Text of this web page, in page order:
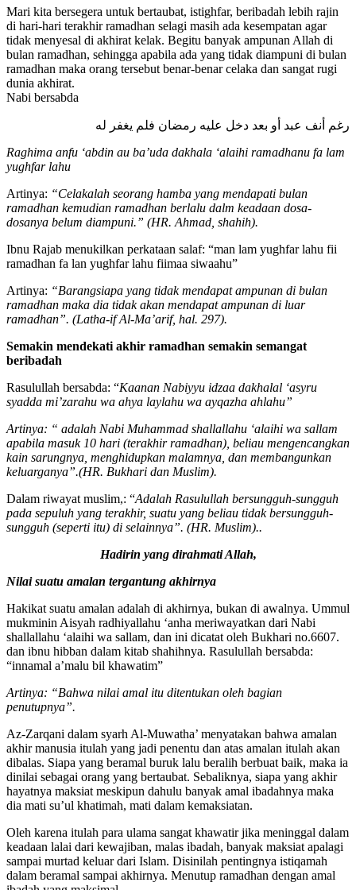
Mari kita bersegera untuk bertaubat, istighfar, beribadah lebih rajin
di hari-hari terakhir ramadhan selagi masih ada kesempatan agar
tidak menyesal di akhirat kelak. Begitu banyak ampunan Allah di
bulan ramadhan, sehingga apabila ada yang tidak diampuni di bulan
ramadhan maka orang tersebut benar-benar celaka dan sangat rugi
dunia akhirat.
Nabi bersabda
رغم أنف عبد أو بعد دخل عليه رمضان فلم يغفر له
Raghima anfu ‘abdin au ba’uda dakhala ‘alaihi ramadhanu fa lam
yughfar lahu
Artinya: “Celakalah seorang hamba yang mendapati bulan
ramadhan kemudian ramadhan berlalu dalm keadaan dosa-
dosanya belum diampuni.” (HR. Ahmad, shahih).
Ibnu Rajab menukilkan perkataan salaf: “man lam yughfar lahu fii
ramadhan fa lan yughfar lahu fiimaa siwaahu”
Artinya: “Barangsiapa yang tidak mendapat ampunan di bulan
ramadhan maka dia tidak akan mendapat ampunan di luar
ramadhan”. (Latha-if Al-Ma’arif, hal. 297).
Semakin mendekati akhir ramadhan semakin semangat
beribadah
Rasulullah bersabda: “Kaanan Nabiyyu idzaa dakhalal ‘asyru
syadda mi’zarahu wa ahya laylahu wa ayqazha ahlahu”
Artinya: “ adalah Nabi Muhammad shallallahu ‘alaihi wa sallam
apabila masuk 10 hari (terakhir ramadhan), beliau mengencangkan
kain sarungnya, menghidupkan malamnya, dan membangunkan
keluarganya”.(HR. Bukhari dan Muslim).
Dalam riwayat muslim,: “Adalah Rasulullah bersungguh-sungguh
pada sepuluh yang terakhir, suatu yang beliau tidak bersungguh-
sungguh (seperti itu) di selainnya”. (HR. Muslim)..
Hadirin yang dirahmati Allah,
Nilai suatu amalan tergantung akhirnya
Hakikat suatu amalan adalah di akhirnya, bukan di awalnya. Ummul
mukminin Aisyah radhiyallahu ‘anha meriwayatkan dari Nabi
shallallahu ‘alaihi wa sallam, dan ini dicatat oleh Bukhari no.6607.
dan ibnu hibban dalam kitab shahihnya. Rasulullah bersabda:
“innamal a’malu bil khawatim”
Artinya: “Bahwa nilai amal itu ditentukan oleh bagian
penutupnya”.
Az-Zarqani dalam syarh Al-Muwatha’ menyatakan bahwa amalan
akhir manusia itulah yang jadi penentu dan atas amalan itulah akan
dibalas. Siapa yang beramal buruk lalu beralih berbuat baik, maka ia
dinilai sebagai orang yang bertaubat. Sebaliknya, siapa yang akhir
hayatnya maksiat meskipun dahulu banyak amal ibadahnya maka
dia mati su’ul khatimah, mati dalam kemaksiatan.
Oleh karena itulah para ulama sangat khawatir jika meninggal dalam
keadaan lalai dari kewajiban, malas ibadah, banyak maksiat apalagi
sampai murtad keluar dari Islam. Disinilah pentingnya istiqamah
dalam beramal sampai akhirnya. Menutup ramadhan dengan amal